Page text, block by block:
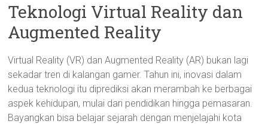
Teknologi Virtual Reality dan
Augmented Reality
Virtual Reality (VR) dan Augmented Reality (AR) bukan lagi
sekadar tren di kalangan gamer. Tahun ini, inovasi dalam
kedua teknologi itu diprediksi akan merambah ke berbagai
aspek kehidupan, mulai dari pendidikan hingga pemasaran.
Bayangkan bisa belajar sejarah dengan menjelajahi kota